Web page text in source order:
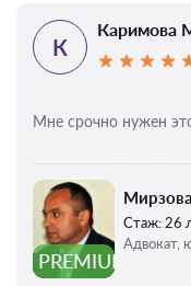
PREMIUM
Стаж: 26
Адвокат,
К
Каримова
Мне срочно нужен